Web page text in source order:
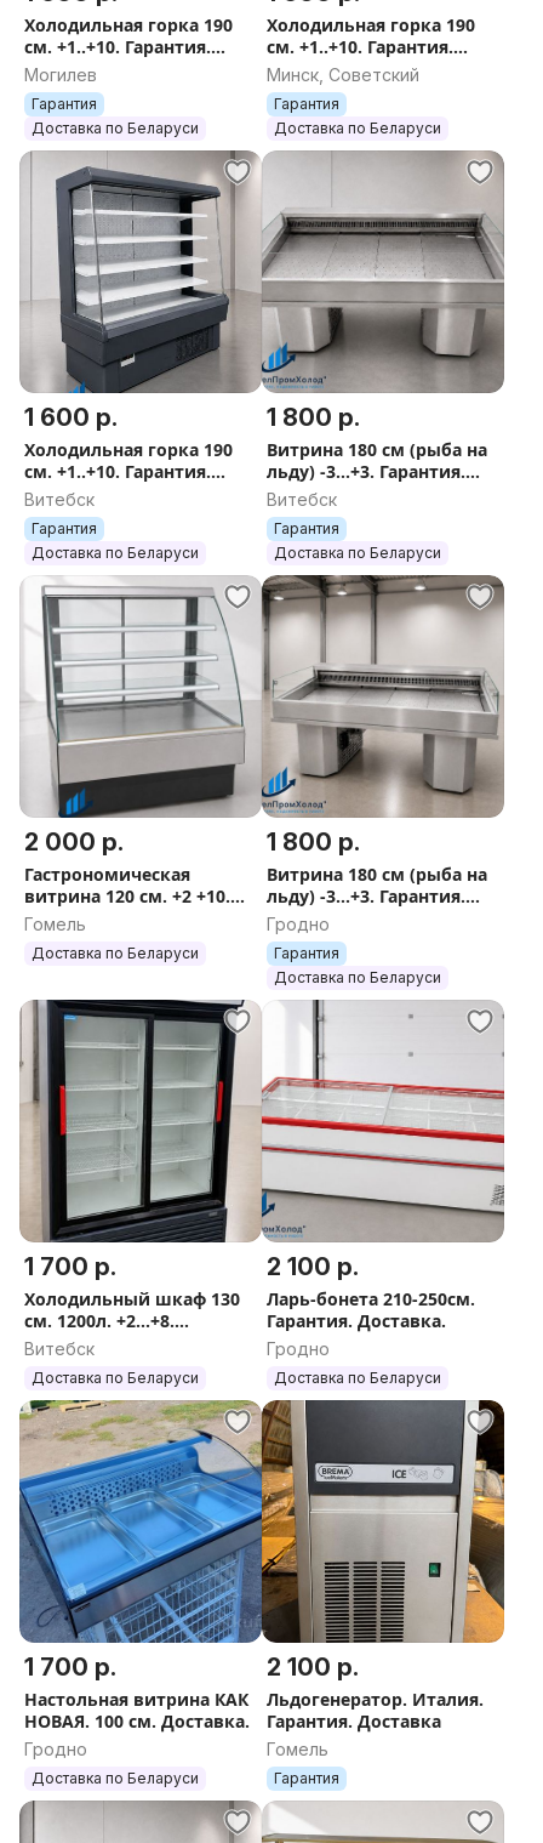
Холодильная горка 190
см. +1..+10. Гарантия.
Доставка.
Могилев
Гарантия
Доставка по Беларуси
Холодильная горка 190
см. +1..+10. Гарантия.
Доставка.
Минск, Советский
Гарантия
Доставка по Беларуси
1 600 р.
Холодильная горка 190
см. +1..+10. Гарантия.
Доставка.
Витебск
Гарантия
Доставка по Беларуси
1 800 р.
Витрина 180 см (рыба на
льду) -3...+3. Гарантия.
Доставка.
Витебск
Гарантия
Доставка по Беларуси
2 000 р.
Гастрономическая
витрина 120 см. +2 +10.
Доставка
Гомель
Доставка по Беларуси
1 800 р.
Витрина 180 см (рыба на
льду) -3...+3. Гарантия.
Доставка.
Гродно
Гарантия
Доставка по Беларуси
1 700 р.
Холодильный шкаф 130
см. 1200л. +2...+8.
Гарантия. Доставка.
Витебск
Доставка по Беларуси
2 100 р.
Ларь-бонета 210-250см.
Гарантия. Доставка.
Гродно
Доставка по Беларуси
1 700 р.
Настольная витрина КАК
НОВАЯ. 100 см. Доставка.
Гродно
Доставка по Беларуси
2 100 р.
Льдогенератор. Италия.
Гарантия. Доставка
Гомель
Гарантия